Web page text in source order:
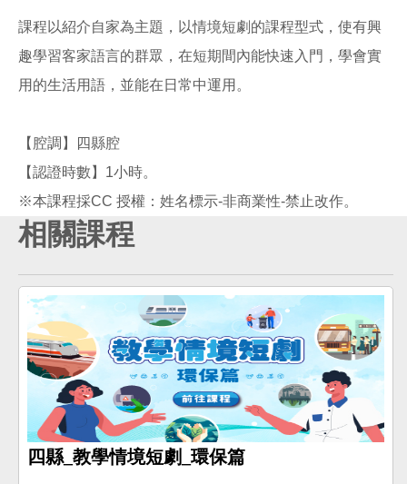
課程以紹介自家為主題，以情境短劇的課程型式，使有興
趣學習客家語言的群眾，在短期間內能快速入門，學會實
用的生活用語，並能在日常中運用。
【腔調】四縣腔
【認證時數】1小時。
相關課程
四縣_教學情境短劇_環保篇